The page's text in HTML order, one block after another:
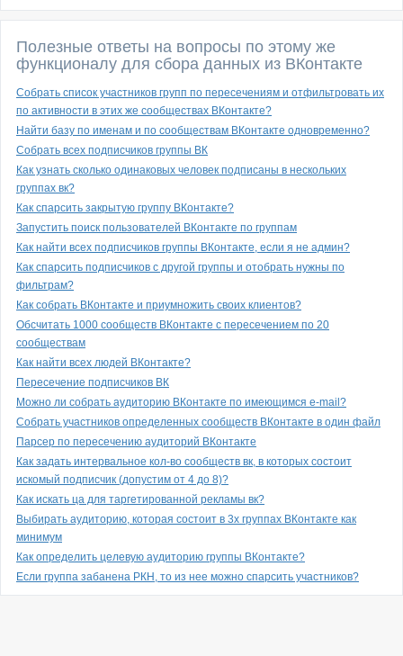
Полезные ответы на вопросы по этому же
функционалу для сбора данных из ВКонтакте
Собрать список участников групп по пересечениям и отфильтровать их
по активности в этих же сообществах ВКонтакте?
Найти базу по именам и по сообществам ВКонтакте одновременно?
Собрать всех подписчиков группы ВК
Как узнать сколько одинаковых человек подписаны в нескольких
группах вк?
Как спарсить закрытую группу ВКонтакте?
Запустить поиск пользователей ВКонтакте по группам
Как найти всех подписчиков группы ВКонтакте, если я не админ?
Как спарсить подписчиков с другой группы и отобрать нужны по
фильтрам?
Как собрать ВКонтакте и приумножить своих клиентов?
Обсчитать 1000 сообществ ВКонтакте с пересечением по 20
сообществам
Как найти всех людей ВКонтакте?
Пересечение подписчиков ВК
Можно ли собрать аудиторию ВКонтакте по имеющимся e-mail?
Собрать участников определенных сообществ ВКонтакте в один файл
Парсер по пересечению аудиторий ВКонтакте
Как задать интервальное кол-во сообществ вк, в которых состоит
искомый подписчик (допустим от 4 до 8)?
Как искать ца для таргетированной рекламы вк?
Выбирать аудиторию, которая состоит в 3х группах ВКонтакте как
минимум
Как определить целевую аудиторию группы ВКонтакте?
Если группа забанена РКН, то из нее можно спарсить участников?